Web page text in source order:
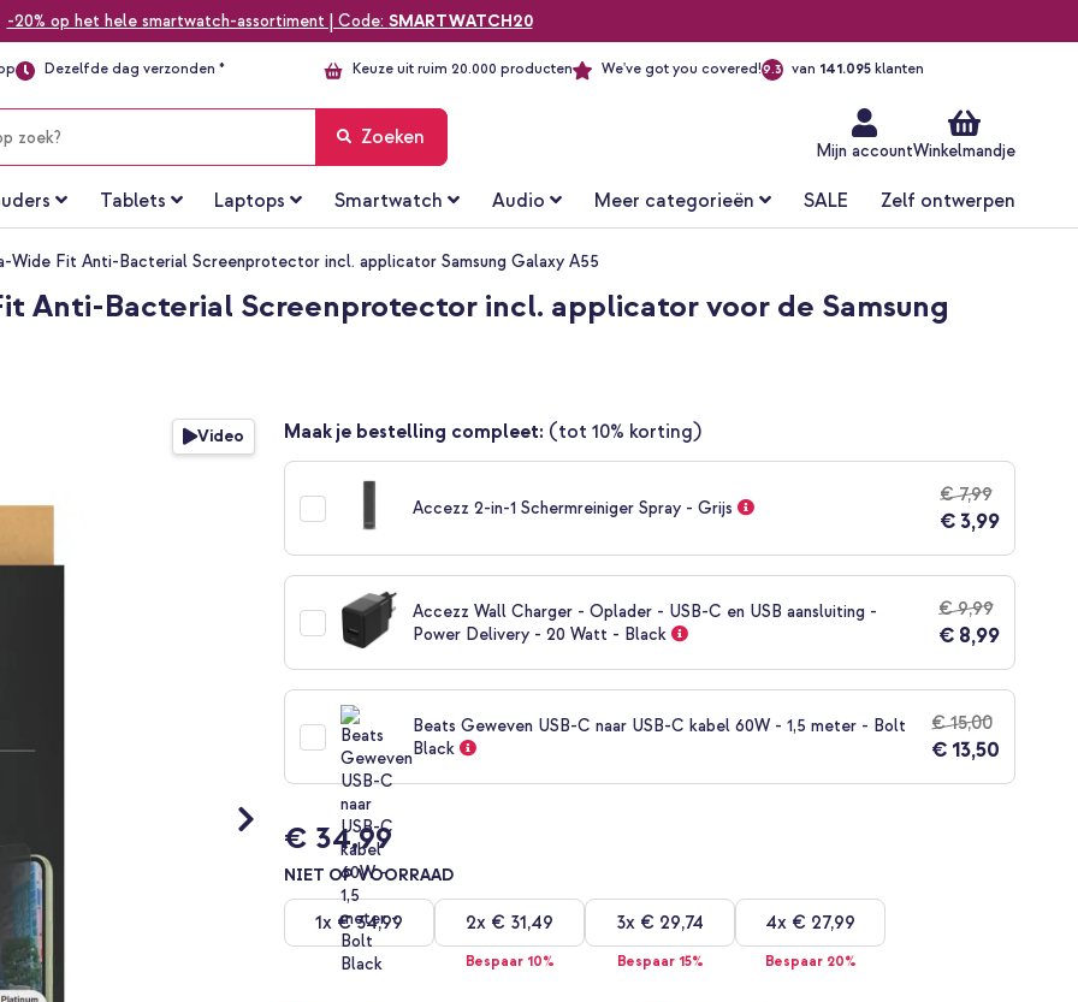
-20% op het hele smartwatch-assortiment | Code: SMARTWATCH20
Dezelfde dag verzonden * Keuze uit ruim 20.000 producten We've got you covered!9.3 van 141.095klanten
Mijn accountWinkelmandje
Zoeken
Tablets Laptops Smartwatch Audio Meer categorieën SALE Zelf ontwerpen
Wide Fit Anti-Bacterial Screenprotector incl. applicator Samsung Galaxy A55
Anti-Bacterial Screenprotector incl. applicator voor de Samsung
Video Maak je bestelling compleet: (tot 10% korting)
Accezz 2-in-1 Schermreiniger Spray - Grijs
€ 7,99
€ 3,99
Accezz Wall Charger - Oplader - USB-C en USB aansluiting -
Power Delivery - 20 Watt - Black
€ 9,99
€ 8,99
Beats Geweven USB-C naar USB-C kabel 60W - 1,5 meter - Bolt
Black
€ 15,00
€ 13,50
€ 34,99
NIET OP VOORRAAD
1x € 34,99 2x € 31,49
Bespaar 10%
3x € 29,74
Bespaar 15%
4x € 27,99
Bespaar 20%